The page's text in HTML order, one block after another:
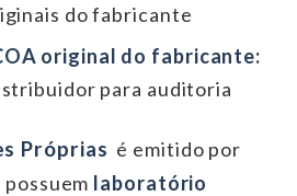
do fabricante
original do fabricante:
para auditoria
Próprias é emitido por
laboratório